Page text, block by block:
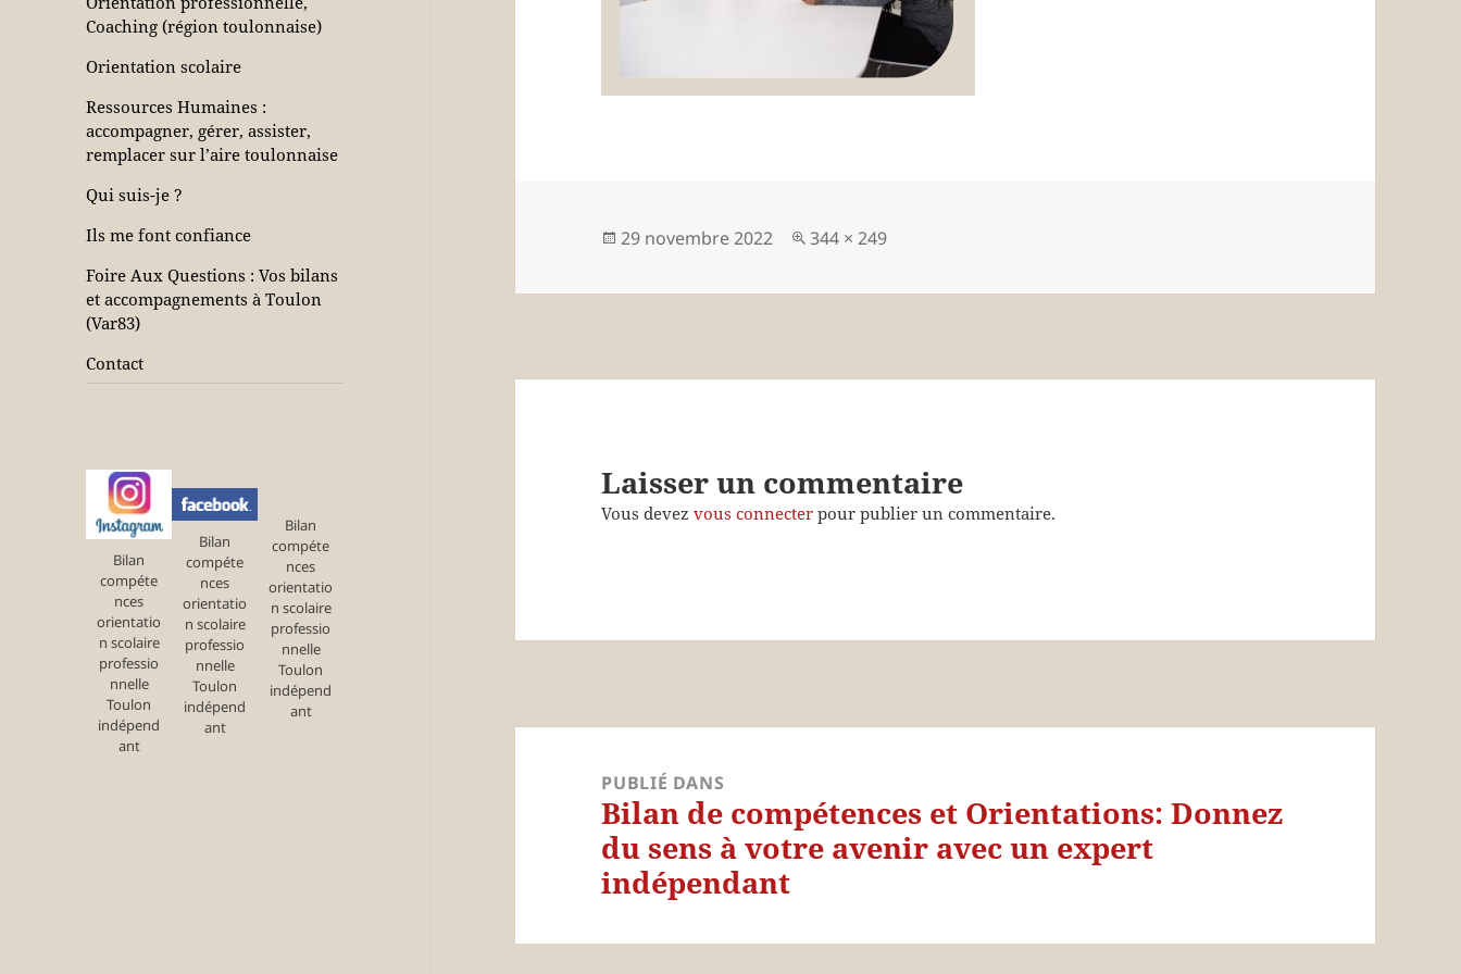
Coaching (région toulonnaise)
Orientation scolaire
Ressources Humaines :
accompagner, gérer, assister,
remplacer sur l’aire toulonnaise
Qui suis-je ?
Ils me font confiance
Foire Aux Questions : Vos bilans
et accompagnements à Toulon
(Var83)
Contact
Bilan
compéte
nces
orientatio
n scolaire
professio
nnelle
Toulon
indépend
ant
Bilan
compéte
nces
orientatio
n scolaire
professio
nnelle
Toulon
indépend
ant
Bilan
compéte
nces
orientatio
n scolaire
professio
nnelle
Toulon
indépend
ant
Publié
29 novembre 2022
Taille
344 × 249
Laisser un commentaire
Vous devezvous connecter pour publier un commentaire.
PUBLIÉ DANS
Bilan de compétences et Orientations: Donnez
du sens à votre avenir avec un expert
indépendant